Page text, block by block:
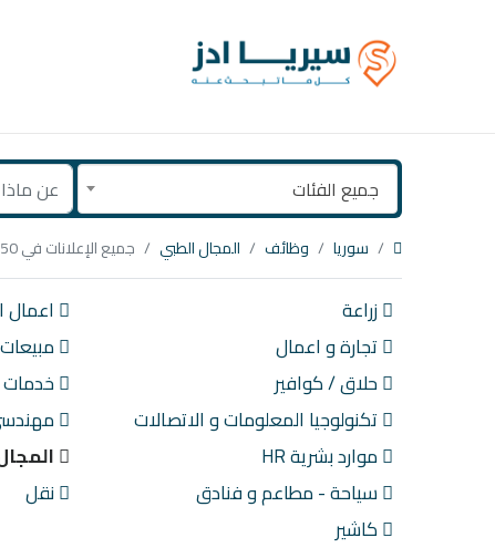
جميع الفئات
سوريا وظائف المجال الطبي جميع الإعلانات في 50 كم حول تلبيسة
زراعة اعمال
تجارة و اعمال
مبيعات
حلاق / كوافير
تكنولوجيا المعلومات و الاتصالات
موارد بشرية HR
سياحة - مطاعم و فنادق
نقل
كاشير